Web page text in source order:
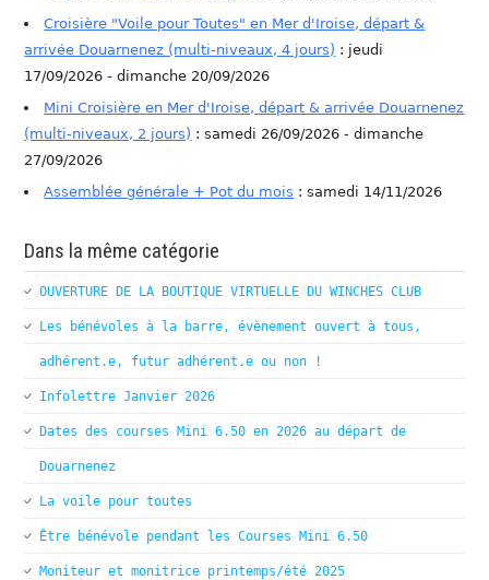
Croisière "Voile pour Toutes" en Mer d'Iroise, départ &
arrivée Douarnenez (multi-niveaux, 4 jours) : jeudi
17/09/2026 - dimanche 20/09/2026
Mini Croisière en Mer d'Iroise, départ & arrivée Douarnenez
(multi-niveaux, 2 jours) : samedi 26/09/2026 - dimanche
27/09/2026
Assemblée générale + Pot du mois : samedi 14/11/2026
Dans la même catégorie
OUVERTURE DE LA BOUTIQUE VIRTUELLE DU WINCHES CLUB
Les bénévoles à la barre, évènement ouvert à tous,
adhérent.e, futur adhérent.e ou non !
Infolettre Janvier 2026
Dates des courses Mini 6.50 en 2026 au départ de
Douarnenez
La voile pour toutes
Être bénévole pendant les Courses Mini 6.50
Moniteur et monitrice printemps/été 2025